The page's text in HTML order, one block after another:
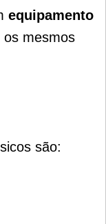
equipamento
os mesmos
são: